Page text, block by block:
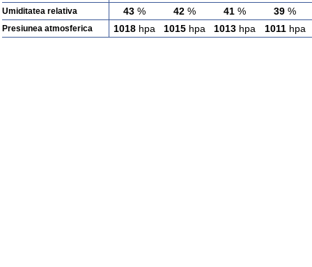
Umiditatea relativa 43 % 42 % 41 % 39 %
Presiunea atmosferica 1018 hpa 1015 hpa 1013 hpa 1011hpa